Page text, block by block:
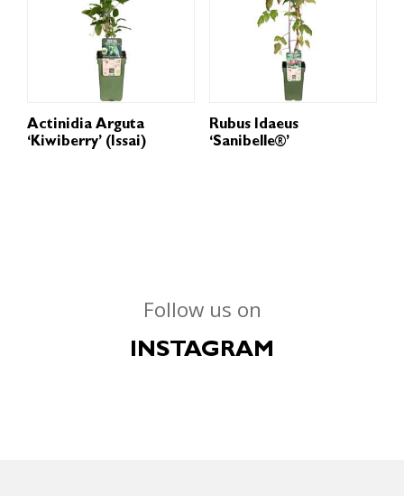
Actinidia Arguta
‘Kiwiberry’ (Issai)
Rubus Idaeus
‘Sanibelle®’
Follow us on
INSTAGRAM